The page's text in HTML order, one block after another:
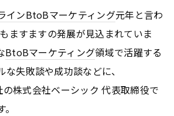
インBtoBマーケティング元年と言わ
ますますの発展が見込まれていま
BtoBマーケティング領域で活躍する
失敗談や成功談などに、
の株式会社ベーシック 代表取締役で